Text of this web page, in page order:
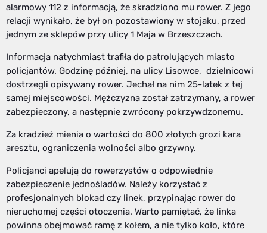
alarmowy 112 z informacją, że skradziono mu rower. Z jego
relacji wynikało, że był on pozostawiony w stojaku, przed
jednym ze sklepów przy ulicy 1 Maja w Brzeszczach.
Informacja natychmiast trafiła do patrolujących miasto
policjantów. Godzinę później, na ulicy Lisowce, dzielnicowi
dostrzegli opisywany rower. Jechał na nim 25-latek z tej
samej miejscowości. Mężczyzna został zatrzymany, a rower
zabezpieczony, a następnie zwrócony pokrzywdzonemu.
Za kradzież mienia o wartości do 800 złotych grozi kara
aresztu, ograniczenia wolności albo grzywny.
Policjanci apelują do rowerzystów o odpowiednie
zabezpieczenie jednośladów. Należy korzystać z
profesjonalnych blokad czy linek, przypinając rower do
nieruchomej części otoczenia. Warto pamiętać, że linka
powinna obejmować ramę z kołem, a nie tylko koło, które